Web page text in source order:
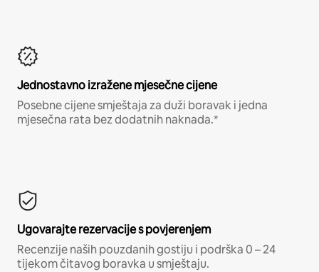
Jednostavno izražene mjesečne cijene
Posebne cijene smještaja za duži boravak i jedna
mjesečna rata bez dodatnih naknada.*
Ugovarajte rezervacije s povjerenjem
Recenzije naših pouzdanih gostiju i podrška 0 – 24
tijekom čitavog boravka u smještaju.